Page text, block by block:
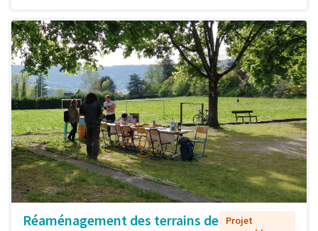
Réaménagement des terrains de
Projet